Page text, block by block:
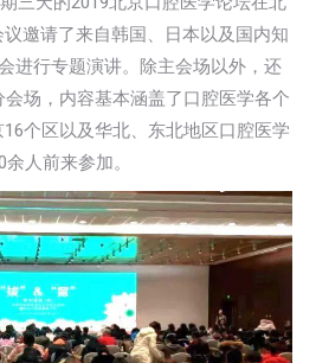
邀请了来自韩国、日本以及国内知
进行专题演讲。除主会场以外，还
场，内容基本涵盖了口腔医学各个
个区以及华北、东北地区口腔医学
人前来参加。